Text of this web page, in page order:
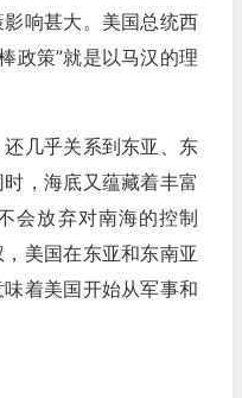
响甚大。美国总统西
政策”就是以马汉的理
几乎关系到东亚、东
，海底又蕴藏着丰富
会放弃对南海的控制
美国在东亚和东南亚
着美国开始从军事和